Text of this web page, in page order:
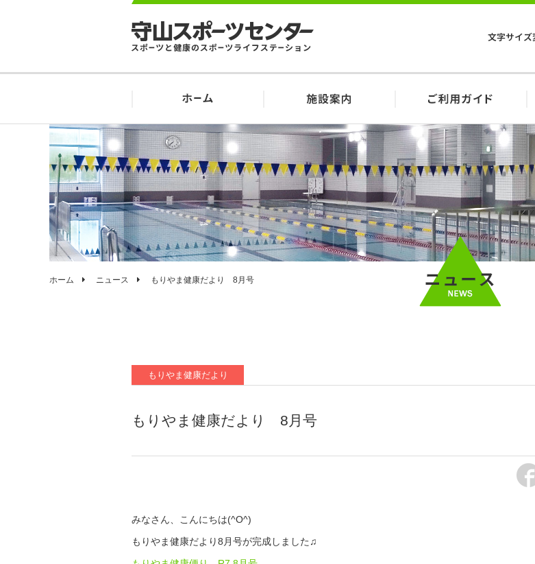
ホーム ニュース もりやま健康だより 8月号
もりやま健康だより
もりやま健康だより 8月号
みなさん、こんにちは(^O^)
もりやま健康だより8月号が完成しました♫